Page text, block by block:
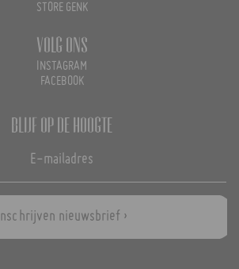
STORE GENK
Volg ons
INSTAGRAM
FACEBOOK
Blijf op de hoogte
Inschrijven nieuwsbrief ›